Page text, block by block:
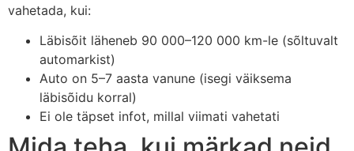
vahetada, kui:
Läbisõit läheneb 90 000–120 000 km-le (sõltuvalt
automarkist)
Auto on 5–7 aasta vanune (isegi väiksema
läbisõidu korral)
Ei ole täpset infot, millal viimati vahetati